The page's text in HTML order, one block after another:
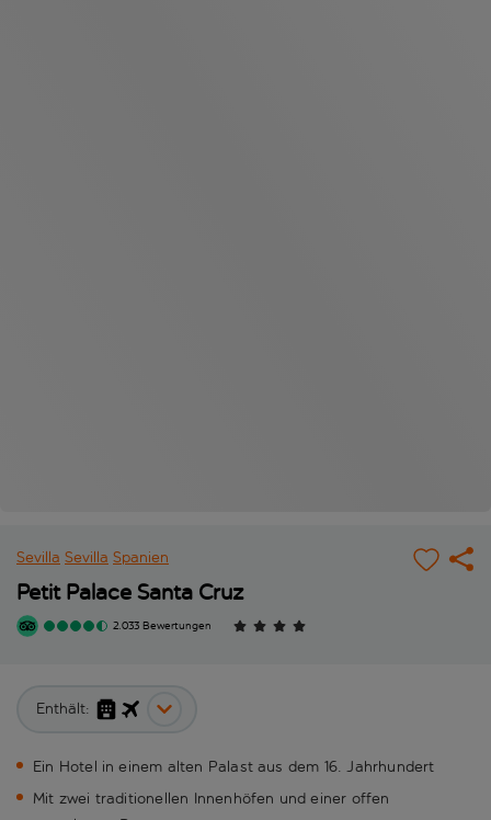
Sevilla Sevilla Spanien
Petit Palace Santa Cruz
2.033 Bewertungen
Enthält:
Ein Hotel in einem alten Palast aus dem 16. Jahrhundert
Mit zwei traditionellen Innenhöfen und einer offen